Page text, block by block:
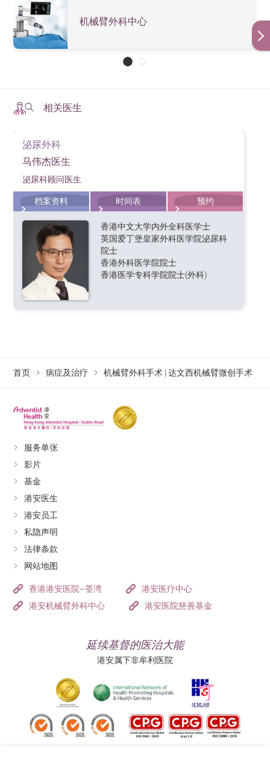
部的动作增强并传递给机械臂加以执行，达到精准操
控的效果。
经和血管清晰分离。这使得能够精确切除肿瘤和器官，
同时保留关键的血管和神经。由于机械臂操作精确灵
活，减少了手术切口的大小，最大程度地减少了对周围
组织的损伤，从而减少了创伤。因此，患者出血和其他
短。透过机械臂方式可以精确重建尿路，改善术后早期
动，疼痛相对较少，对整个康复过程有很大帮助。
了解更多香港港安医院—司徒拔道的
以及机械臂外科中心的详细服务资讯。
机械臂手术作为先进的微创手术方式，利用精密的机械
臂系统，辅助外科医生进行复杂的泌尿外科手术。而相
较于传统的开放式手术，机械臂手术更加具有显著优
势。机械臂具有高度灵活性和精准度，系统提供高清3D
前列腺癌、肾脏癌、膀胱癌、肾脏切除、输尿管重建
适合接受此类手术。外科医生会根据患者的具体情况，
评估手术的风险，制定最佳的治疗方案。
机械臂微创肾癌局部切除手术
肾脏能为人体清除或过滤废物、液体及电解质等。即使
人体只有一个健康肾脏，亦能维持身体机能。但若因长
期病患肾脏功能，就未必能应付身体运作，因此在治疗
肾癌时，医生会考虑肾局部切除，完整切除肿瘤，避免
复发，同时保留肾功能，以保障患者未来健康。
肾脏结构复杂，医生会按肿瘤大小、位置和深度决定手
术方式。微创机械臂手术则能精准定位肿瘤，确保完整
准确的切除，而减少伤害肾组织。为提高手术精准度，
也可以实时与3D模型对应，增加手术安全性。局部肾切
风险。
总括而言，机械臂微创手术的风险比传统手术较低，是
较理想的手术方案。
香港港安医院—司徒拔道于2024年成立了专门的机械臂
外科中心，提供多种机械臂辅助手术，为患者提供更先
进、精准的治疗。按此了解更多有关
机械臂外科中心
相关医生
泌尿外科
马伟杰医生
泌尿科顾问医生
档案资料 时间表 预约
香港中文大学内外全科医学士
英国爱丁堡皇家外科医学院泌尿科
院士
香港外科医学院院士
香港医学专科学院院士(外科)
首页 病症及治疗 机械臂外科手术 | 达文西机械臂微创手术
服务单张
影片
基金
港安医生
港安员工
私隐声明
法律条款
网站地图
香港港安医院–荃湾
港安医疗中心
港安机械臂外科中心
港安医院慈善基金
延续基督的医治大能
港安属下非牟利医院